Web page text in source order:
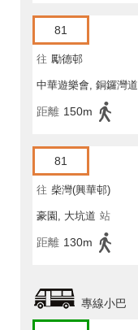
81
往 勵德邨
中華遊樂會, 銅鑼灣道
距離 150m
81
往 柴灣(興華邨)
豪園, 大坑道 站
距離 130m
專線小巴